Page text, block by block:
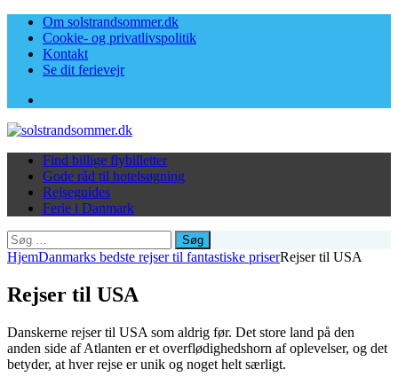
Om solstrandsommer.dk
Cookie- og privatlivspolitik
Kontakt
Se dit ferievejr
Find billige flybilletter
Gode råd til hotelsøgning
Rejseguides
Ferie i Danmark
Søg
efter:
HjemDanmarks bedste rejser til fantastiske priserRejser til USA
Rejser til USA
Danskerne rejser til USA som aldrig før. Det store land på den
anden side af Atlanten er et overflødighedshorn af oplevelser, og det
betyder, at hver rejse er unik og noget helt særligt.